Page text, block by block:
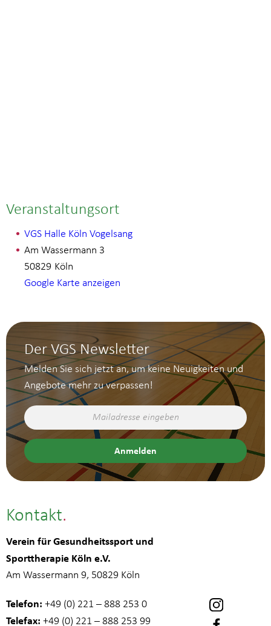
Veranstaltungsort
VGS Halle Köln Vogelsang
Am Wassermann 3
Köln
50829
Google Karte anzeigen
Der VGS Newsletter
Melden Sie sich jetzt an, um keine Neuigkeiten und
Angebote mehr zu verpassen!
Kontakt
Verein für Gesundheitssport und
Sporttherapie Köln e.V.
Am Wassermann 9, 50829 Köln
Telefon: +49 (0) 221 – 888 253 0
Telefax: +49 (0) 221 – 888 253 99